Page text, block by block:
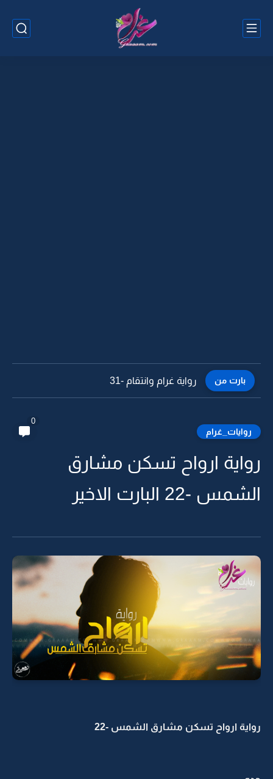
بارت من رواية غرام وانتقام -30
روايات_غرام
0
رواية ارواح تسكن مشارق
الشمس -22 البارت الاخير
رواية ارواح تسكن مشارق الشمس -22